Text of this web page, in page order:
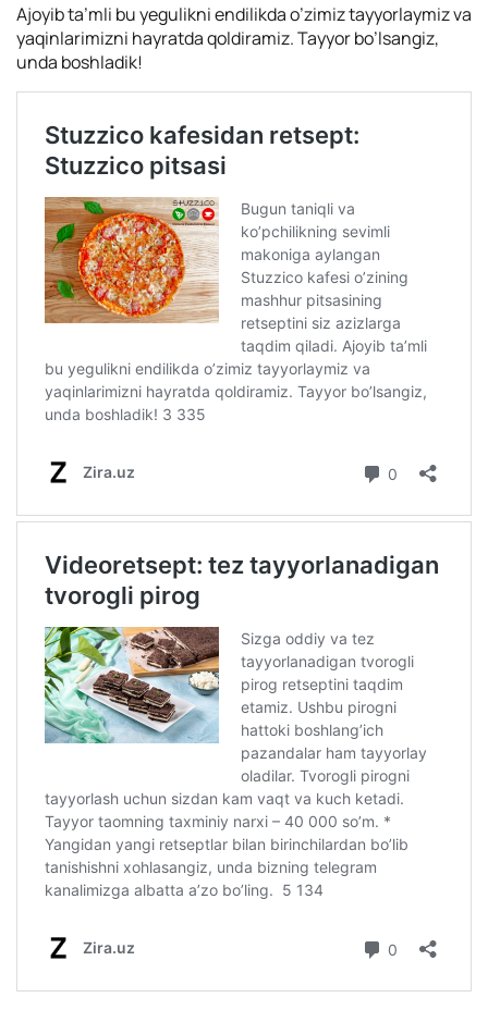
Ajoyib ta’mli bu yegulikni endilikda o’zimiz tayyorlaymiz va
yaqinlarimizni hayratda qoldiramiz. Tayyor bo’lsangiz,
unda boshladik!